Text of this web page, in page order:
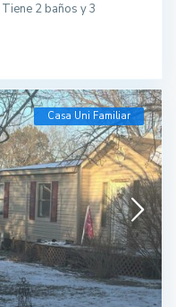
2 baños y 3
Casa Uni Familiar